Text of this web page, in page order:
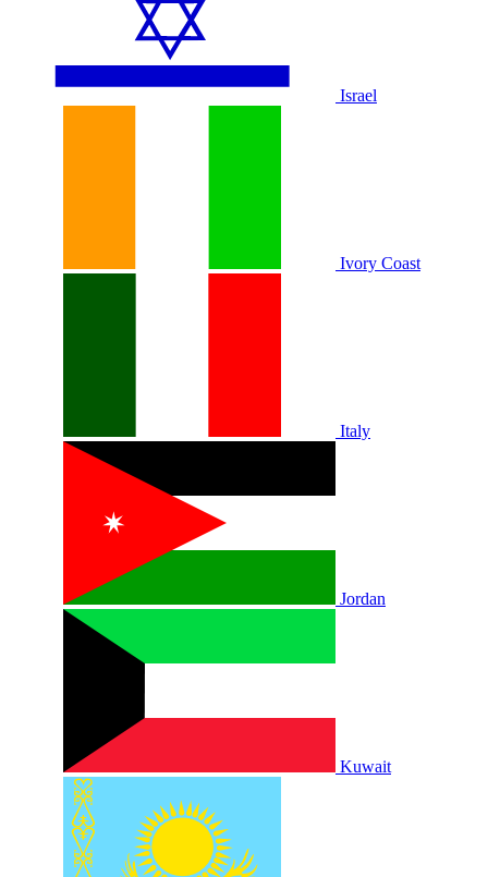
Israel
Ivory Coast
Italy
Jordan
Kuwait